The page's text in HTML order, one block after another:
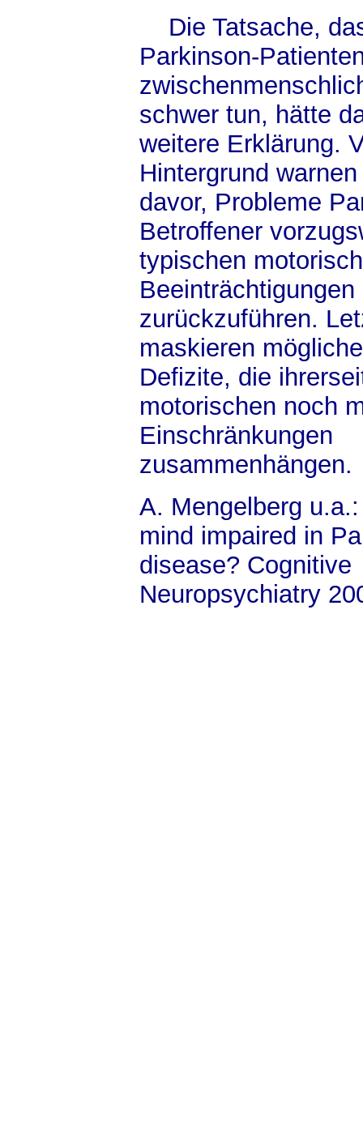
Die Tatsache,
Parkinson-
schwer tun, hätte
weitere Erklärung.
Hintergrund
davor, Probleme
Betroffener
typischen
Beeinträchtigungen
zurückzuführen.
maskieren
Defizite, die
motorischen noch
Einschränkungen
zusammenhängen.
A. Mengelberg
mind impaired in
disease? Cognitive
Neuropsychiatry